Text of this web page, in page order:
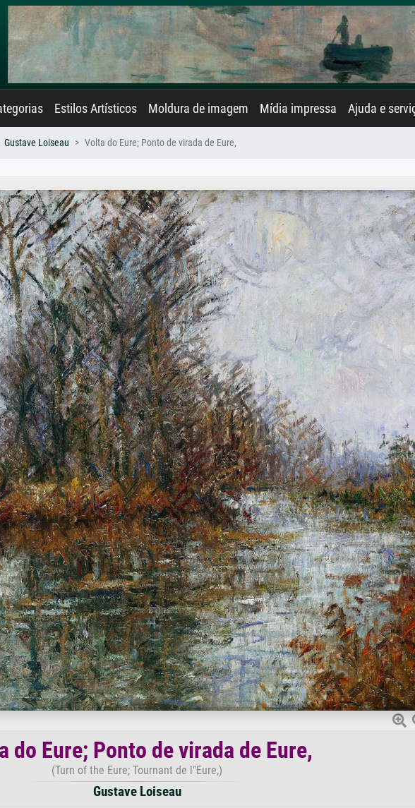
Estilos Artísticos Moldura de imagem Mídia impressa Ajuda e
Gustave Loiseau Volta do Eure; Ponto de virada de Eure,
do Eure; Ponto de virada de Eure,
(Turn of the Eure; Tournant de l"Eure,)
Gustave Loiseau